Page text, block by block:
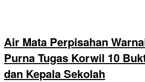
Air Mata Perpisahan
Purna Tugas Korwil 10
dan Kepala Sekolah